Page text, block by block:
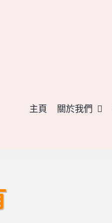
主頁 關於我們